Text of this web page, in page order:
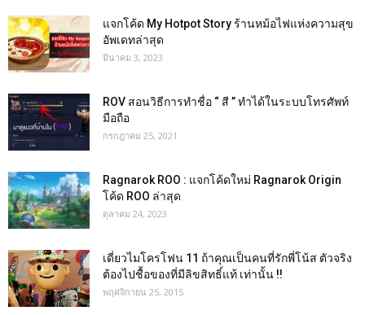
แจกโค้ด My Hotpot Story ร้านหม้อไฟแห่งความสุข
อัพเดทล่าสุด
มีนาคม 3, 2023
ROV สอนวิธีการทำชื่อ “ สี ” ทำได้ในระบบโทรศัพท์
มือถือ
กรกฎาคม 25, 2021
Ragnarok ROO : แจกโค้ดใหม่ Ragnarok Origin
โค้ด ROO ล่าสุด
ตุลาคม 24, 2023
เดี่ยวไมโครโฟน 11 ถ้าคุณเป็นคนที่รักพี่โน้ส ตัวจริง
ต้องไปชื้อของที่มีลิขสิทธิ์แท้ เท่านั้น !!
พฤศจิกายน 25, 2015